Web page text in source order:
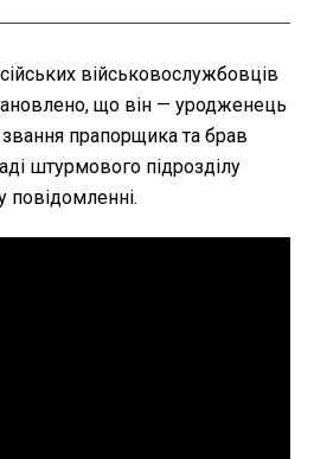
військовослужбовців
що він — уродженець
звання прапорщика та брав
штурмового підрозділу